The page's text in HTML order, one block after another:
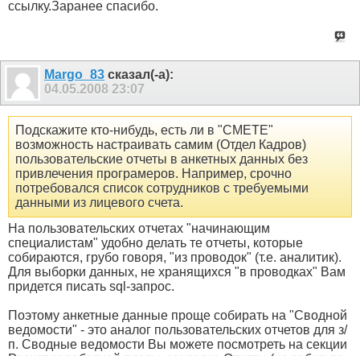
ссылку.Заранее спасибо.
Margo_83 сказал(-а):
04.05.2008 23:07
Подскажите кто-нибудь, есть ли в "СМЕТЕ"
возможность настраивать самим (Отдел Кадров)
пользовательские отчеты в анкетных данных без
привлечения програмеров. Например, срочно
потребовался список сотрудников с требуемыми
данными из лицевого счета.
На пользовательских отчетах "начинающим
специалистам" удобно делать те отчеты, которые
собираются, грубо говоря, "из проводок" (т.е. аналитик).
Для выборки данных, не хранящихся "в проводках" Вам
придется писать sql-запрос.
Поэтому анкетные данные проще собирать на "Сводной
ведомости" - это аналог пользовательских отчетов для з/
п. Сводные ведомости Вы можете посмотреть на секции